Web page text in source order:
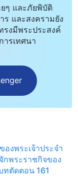
ๆ และภัยพิบัติ
ร และสงครามยัง
รงมีพระประสงค์
ารเทศนา
องพระเจ้าประจำ
กพระราชกิจของ
ทตัดตอน 161